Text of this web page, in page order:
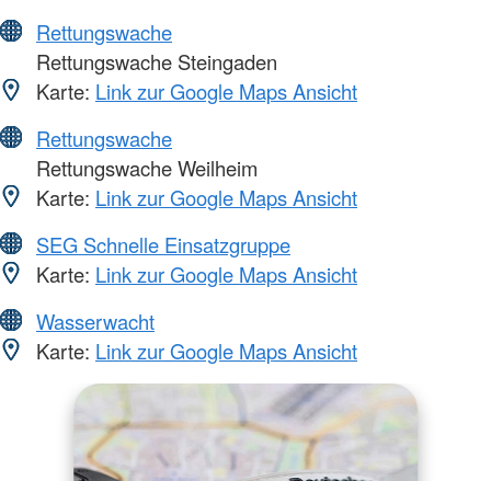
Rettungswache
Rettungswache Steingaden
Karte: Link zur Google Maps Ansicht
Rettungswache
Rettungswache Weilheim
Karte: Link zur Google Maps Ansicht
SEG Schnelle Einsatzgruppe
Karte: Link zur Google Maps Ansicht
Wasserwacht
Karte: Link zur Google Maps Ansicht